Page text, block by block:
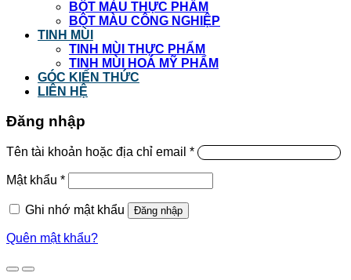
BỘT MÀU THỰC PHẨM
BỘT MÀU CÔNG NGHIỆP
TINH MÙI
TINH MÙI THỰC PHẨM
TINH MÙI HOÁ MỸ PHẨM
GÓC KIẾN THỨC
LIÊN HỆ
Đăng nhập
Tên tài khoản hoặc địa chỉ email *
Mật khẩu *
Ghi nhớ mật khẩu Đăng nhập
Quên mật khẩu?